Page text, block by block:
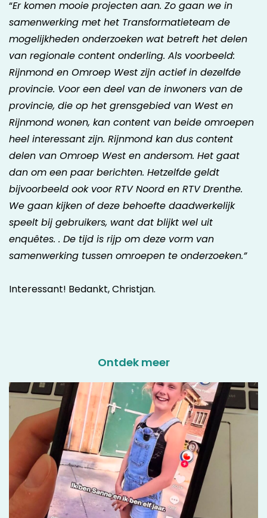
“Er komen mooie projecten aan. Zo gaan we in
samenwerking met het Transformatieteam de
mogelijkheden onderzoeken wat betreft het delen
van regionale content onderling. Als voorbeeld:
Rijnmond en Omroep West zijn actief in dezelfde
provincie. Voor een deel van de inwoners van de
provincie, die op het grensgebied van West en
Rijnmond wonen, kan content van beide omroepen
heel interessant zijn. Rijnmond kan dus content
delen van Omroep West en andersom. Het gaat
dan om een paar berichten. Hetzelfde geldt
bijvoorbeeld ook voor RTV Noord en RTV Drenthe.
We gaan kijken of deze behoefte daadwerkelijk
speelt bij gebruikers, want dat blijkt wel uit
enquêtes. . De tijd is rijp om deze vorm van
samenwerking tussen omroepen te onderzoeken.”
Interessant! Bedankt, Christjan.
Ontdek meer